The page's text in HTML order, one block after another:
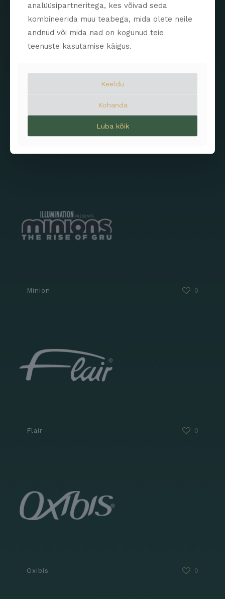
Avengers
Minion 0
Flair 0
Oxibis 0
analüüsipartneritega, kes võivad seda
kombineerida muu teabega, mida olete neile
andnud või mida nad on kogunud teie
teenuste kasutamise käigus.
Keeldu
Kohanda
Luba kõik